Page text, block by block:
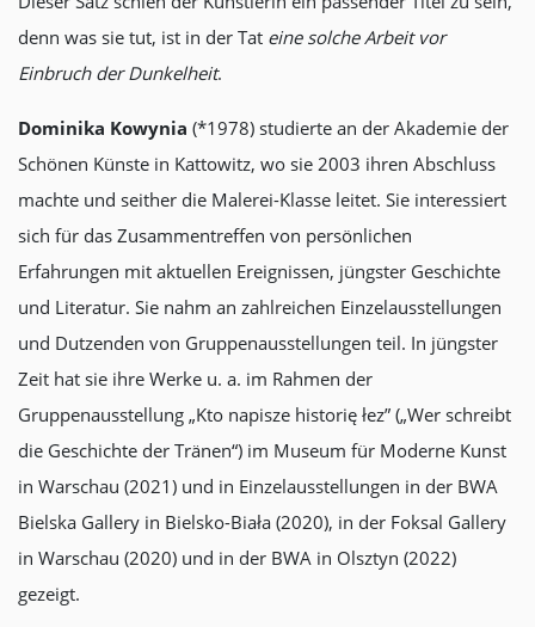
denn was sie tut, ist in der Tat eine solche Arbeit vor
Einbruch der Dunkelheit.
Dominika Kowynia (*1978) studierte an der Akademie der
Schönen Künste in Kattowitz, wo sie 2003 ihren Abschluss
machte und seither die Malerei-Klasse leitet. Sie interessiert
sich für das Zusammentreffen von persönlichen
Erfahrungen mit aktuellen Ereignissen, jüngster Geschichte
und Literatur. Sie nahm an zahlreichen Einzelausstellungen
und Dutzenden von Gruppenausstellungen teil. In jüngster
Zeit hat sie ihre Werke u. a. im Rahmen der
Gruppenausstellung „Kto napisze historię łez” („Wer schreibt
die Geschichte der Tränen“) im Museum für Moderne Kunst
in Warschau (2021) und in Einzelausstellungen in der BWA
Bielska Gallery in Bielsko-Biała (2020), in der Foksal Gallery
in Warschau (2020) und in der BWA in Olsztyn (2022)
gezeigt.